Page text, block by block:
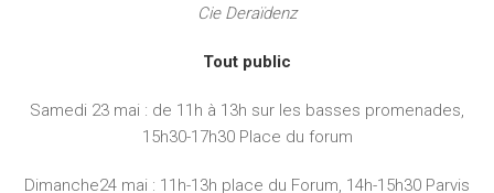
Cie Deraïdenz
Tout public
Samedi 23 mai : de 11h à 13h sur les basses promenades,
15h30-17h30 Place du forum
Dimanche24 mai : 11h-13h place du Forum, 14h-15h30 Parvis